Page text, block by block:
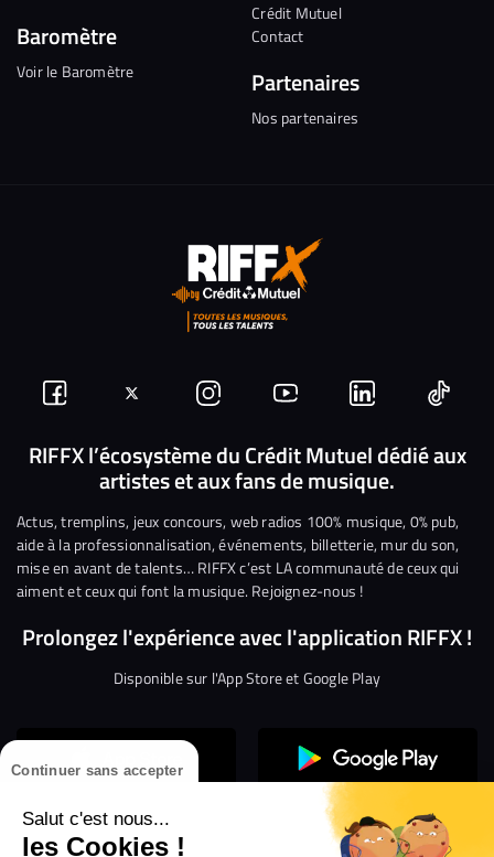
Continuer sans accepter
Salut c'est nous...
les Cookies !
Baromètre
Voir le Baromètre
Crédit Mutuel
Contact
Partenaires
Nos partenaires
Suivez-
nous
Facebook
Suivez-
nous
sur
Twitter
Nous
rejoindre
sur
Instagram
Nous
rejoindre
sur
YouTube
Nous
rejoindre
sur
Linkedin
Nous
RIFFX l’écosystème du Crédit Mutuel dédié aux
artistes et aux fans de musique.
Actus, tremplins, jeux concours, web radios 100% musique, 0% pub,
aide à la professionnalisation, événements, billetterie, mur du son,
mise en avant de talents… RIFFX c’est LA communauté de ceux qui
aiment et ceux qui font la musique. Rejoignez-nous !
Prolongez l'expérience avec l'application RIFFX !
Disponible sur l'App Store et Google Play